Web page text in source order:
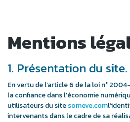
Mentions
1. Présentation du site.
En vertu de l’article 6 de la loi n°
la confiance dans l’économie
utilisateurs du sitesomeve.com
intervenants dans le cadre de sa